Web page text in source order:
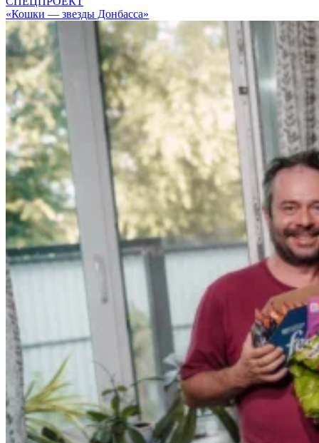
«Кошки — звезды Донбасса»